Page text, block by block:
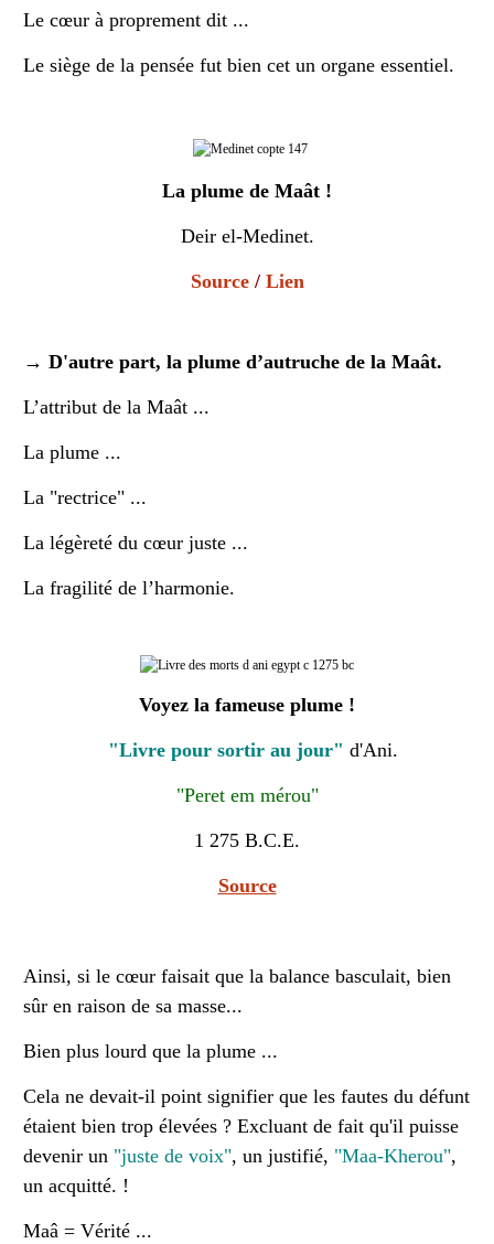
Le cœur à proprement dit ...
Le siège de la pensée fut bien cet un organe essentiel.
La plume de Maât !
Deir el-Medinet.
Source/ Lien
→ D'autre part, la plume d’autruche de la Maât.
L’attribut de la Maât...
La plume ...
La "rectrice" ...
La légèreté du cœur juste ...
La fragilité de l’harmonie.
Voyez la fameuse plume !
"Livre pour sortir au jour" d'Ani.
"Peret em mérou"
1 275 B.C.E.
Source
Ainsi, si le cœur faisait que la balance basculait, bien
sûr en raison de sa masse...
Bien plus lourd que la plume ...
Cela ne devait-il point signifier que les fautes du défunt
étaient bien trop élevées ? Excluant de fait qu'il puisse
devenir un "juste de voix", un justifié, "Maa-Kherou",
un acquitté. !
Maâ = Vérité ...